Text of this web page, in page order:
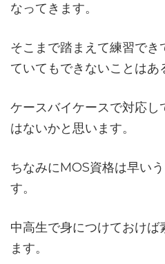
なってきます。
そこまで踏まえて練習でき
ていてもできないことはあ
ケースバイケースで対応
はないかと思います。
ちなみにMOS資格は早い
す。
中高生で身につけておけ
ます。